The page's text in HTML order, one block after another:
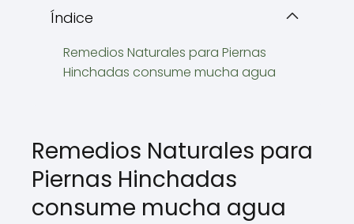
Índice
Remedios Naturales para Piernas
Hinchadas consume mucha agua
Remedios Naturales para
Piernas Hinchadas
consume mucha agua